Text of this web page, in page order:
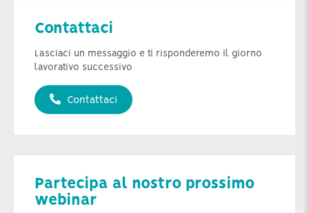
Contattaci
Lasciaci un messaggio e ti risponderemo il giorno
lavorativo successivo
Contattaci
Partecipa al nostro prossimo
webinar